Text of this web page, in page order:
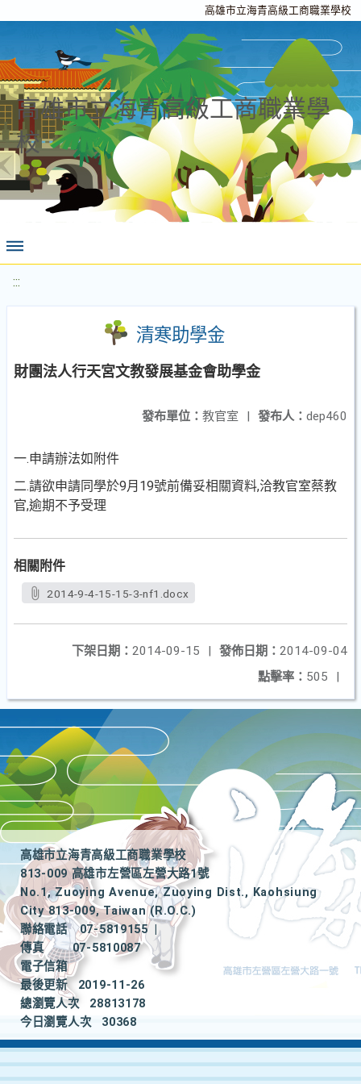
高雄市立海青高級工商職業學校
高雄市立海青高級工商職業學
校
:::
清寒助學金
財團法人行天宮文教發展基金會助學金
發布人： dep460
發布單位： 教官室 |
一.申請辦法如附件
二.請欲申請同學於9月19號前備妥相關資料,洽教官室蔡教
官,逾期不予受理
相關附件
2014-9-4-15-15-3-nf1.docx
發佈日期： 2014-09-04
下架日期： 2014-09-15
|
點擊率： 505 |
高雄市立海青高級工商職業學校
813-009 高雄市左營區左營大路1號
No.1, Zuoying Avenue, Zuoying Dist., Kaohsiung
City 813-009, Taiwan (R.O.C.)
聯絡電話
07-5819155
|
傳真
07-5810087
電子信箱
最後更新
2019-11-26
總瀏覽人次
28813178
今日瀏覽人次
30368